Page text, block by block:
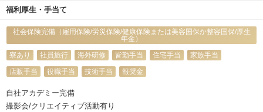
福利厚生・手当て
社会保険完備（雇用保険/労災保険/健康保険または美容国保か整容国保/厚生
年金）
寮あり
社員旅行 海外研修 皆勤手当 住宅手当
家族手当
店販手当
役職手当 技術手当 報奨金
自社アカデミー完備
撮影会/クリエイティブ活動有り